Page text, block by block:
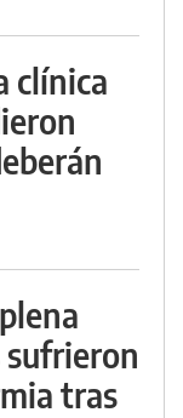
clínica
sufrieron
tras